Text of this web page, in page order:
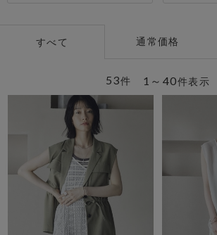
すべて 通常価格
1～40件表示
53件